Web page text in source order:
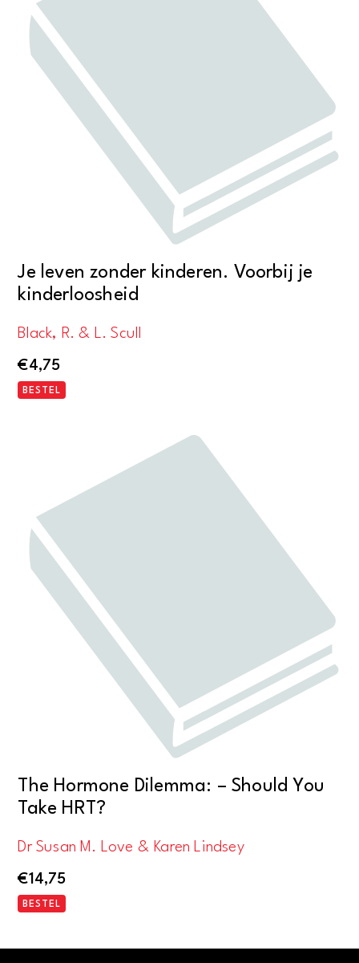
Je leven zonder kinderen. Voorbij je
kinderloosheid
Black, R. & L. Scull
€4,75
BESTEL
The Hormone Dilemma: – Should You
Take HRT?
Dr Susan M. Love & Karen Lindsey
€14,75
BESTEL